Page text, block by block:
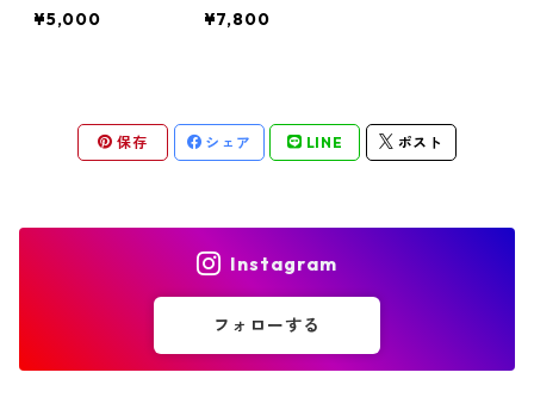
¥5,000
¥7,800
保存 シェア LINE ポスト
Instagram
フォローする